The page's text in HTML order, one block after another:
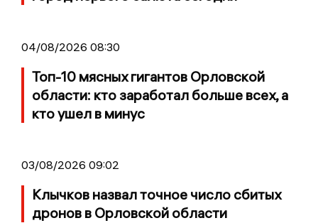
04/08/2026 08:30
Топ-10 мясных гигантов Орловской
области: кто заработал больше всех, а
кто ушел в минус
03/08/2026 09:02
Клычков назвал точное число сбитых
дронов в Орловской области